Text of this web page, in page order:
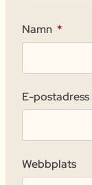
Namn *
E-postadress
Webbplats